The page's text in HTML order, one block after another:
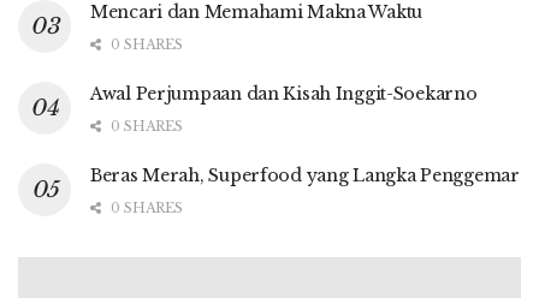
Mencari dan Memahami Makna Waktu
0 SHARES
Awal Perjumpaan dan Kisah Inggit-Soekarno
0 SHARES
Beras Merah, Superfood yang Langka Penggemar
0 SHARES